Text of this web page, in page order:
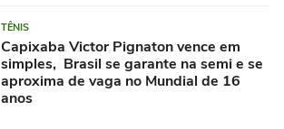
TÊNIS
Capixaba Victor Pignaton vence em
simples, Brasil se garante na semi e se
aproxima de vaga no Mundial de 16
anos